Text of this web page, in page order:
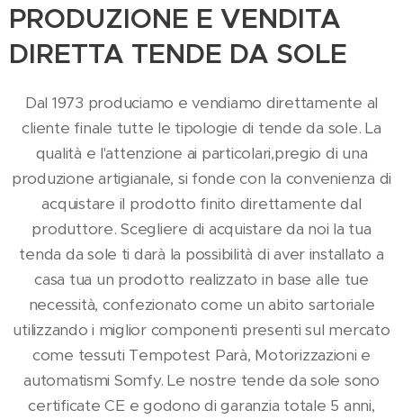
PRODUZIONE E VENDITA
DIRETTA TENDE DA SOLE
Dal 1973 produciamo e vendiamo direttamente al
cliente finale tutte le tipologie di tende da sole. La
qualità e l'attenzione ai particolari,pregio di una
produzione artigianale, si fonde con la convenienza di
acquistare il prodotto finito direttamente dal
produttore. Scegliere di acquistare da noi la tua
tenda da sole ti darà la possibilità di aver installato a
casa tua un prodotto realizzato in base alle tue
necessità, confezionato come un abito sartoriale
utilizzando i miglior componenti presenti sul mercato
come tessuti Tempotest Parà, Motorizzazioni e
automatismi Somfy. Le nostre tende da sole sono
certificate CE e godono di garanzia totale 5 anni,